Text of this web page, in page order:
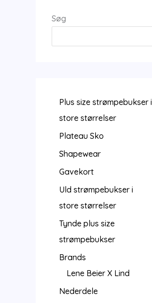
Søg
Plus size strømpebukser i
store størrelser
Plateau Sko
Shapewear
Gavekort
Uld strømpebukser i
store størrelser
Tynde plus size
strømpebukser
Brands
Lene Beier X Lind
Nederdele